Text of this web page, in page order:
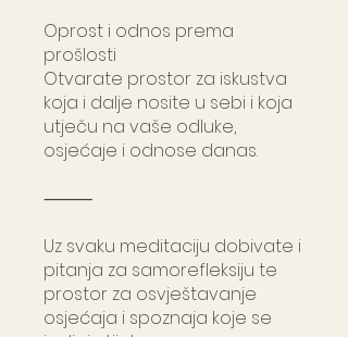
Oprost i odnos prema
prošlosti
Otvarate prostor za iskustva
koja i dalje nosite u sebi i koja
utječu na vaše odluke,
osjećaje i odnose danas.
⸻
Uz svaku meditaciju dobivate i
pitanja za samorefleksiju te
prostor za osvještavanje
osjećaja i spoznaja koje se